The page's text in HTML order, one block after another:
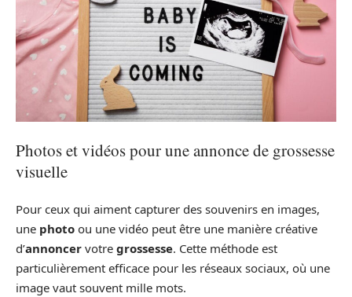
Photos et vidéos pour une annonce de grossesse
visuelle
Pour ceux qui aiment capturer des souvenirs en images,
une photo ou une vidéo peut être une manière créative
d’annoncer votre grossesse. Cette méthode est
particulièrement efficace pour les réseaux sociaux, où une
image vaut souvent mille mots.